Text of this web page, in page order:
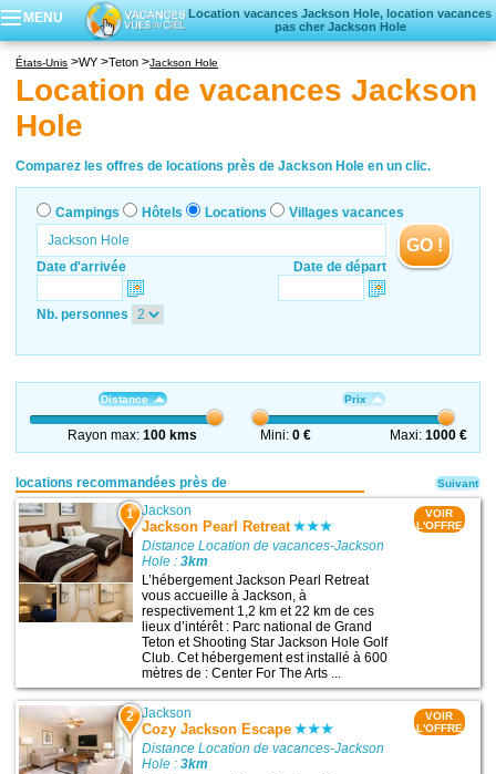
MENU
Location vacances Jackson Hole, location vacances
pas cher Jackson Hole
Locations vacances
États-Unis WY Teton Jackson Hole
Location de vacances Jackson
Hole
Comparez les offres de locations près de Jackson Hole en un clic.
Campings Hôtels Locations Villages vacances
Date d'arrivée Date de départ
GO !
Nb. personnes
Distance
Rayon max:100 kms
Prix
Mini:0 € Maxi: 1000 €
locations recommandées près de
1 Jackson
Jackson Pearl Retreat
Distance Location de vacances-Jackson
Hole :3km
L’hébergement Jackson Pearl Retreat
vous accueille à Jackson, à
respectivement 1,2 km et 22 km de ces
lieux d’intérêt : Parc national de Grand
Teton et Shooting Star Jackson Hole Golf
Club. Cet hébergement est installé à 600
mètres de : Center For The Arts ...
VOIR
L'OFFRE
2 Jackson
Cozy Jackson Escape
Distance Location de vacances-Jackson
Hole :3km
VOIR
L'OFFRE
Suivant